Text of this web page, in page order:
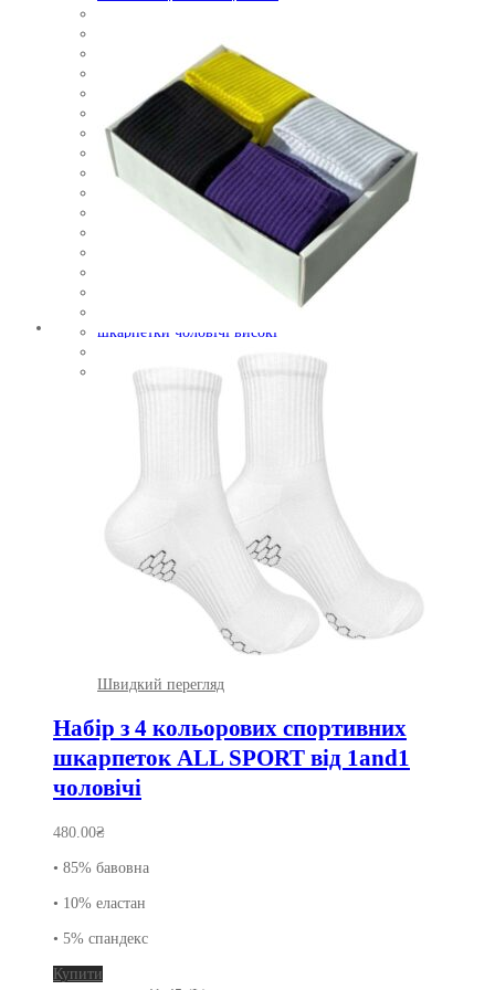
чоловічі носки з принтом
чоловічі шкарпетки
чоловічі шкарпетки з принтом
шкарпетки високі
шкарпетки довгі
шкарпетки довгі жіночі
шкарпетки жіночі
шкарпетки жіночі з принтом
шкарпетки зимові
шкарпетки на новий рік
шкарпетки чоловічі високі
якісні чоловічі шкарпетки
Швидкий перегляд
Набір з 4 кольорових спортивних
шкарпеток ALL SPORT від 1and1
чоловічі
480.00₴
• 85% бавовна
• 10% еластан
• 5% спандекс
Купити